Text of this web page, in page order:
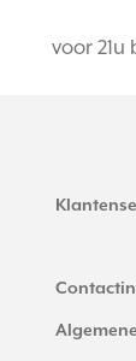
voor 21u